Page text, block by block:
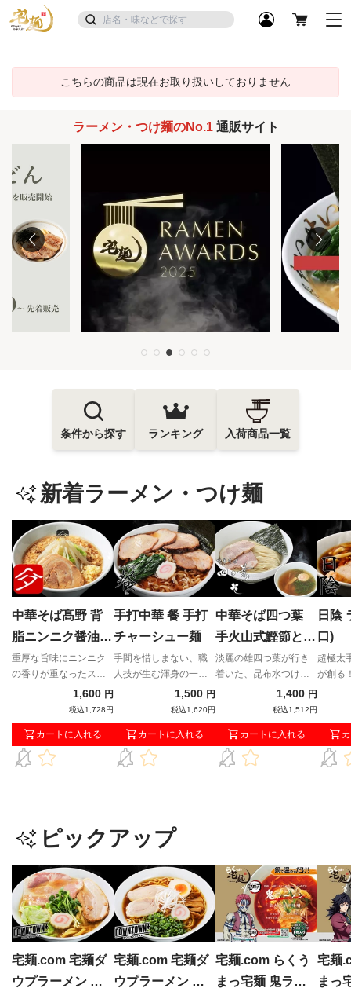
こちらの商品は現在お取り扱いしておりません
ラーメン・つけ麺のNo.1通販サイト
条件から探す ランキング 入荷商品一覧
新着ラーメン・つけ麺
中華そば髙野 背
脂ニンニク醤油蕎
麦
重厚な旨味にニンニク
の香りが重なったスタ
ミナみなぎる一杯1,600 円
税込1,728円
カートに入れる
手打中華 餐 手打
チャーシュー麺
手間を惜しまない、職
人技が生む渾身の一
1,500 円
税込1,620円
カートに入れる
中華そば四つ葉
手火山式鰹節と伊
吹いりこの昆布水
つけそば（塩）
淡麗の雄四つ葉が行き
着いた、昆布水つけめ
1,400 円
税込1,512円
カートに入れる
日陰
口)
超極太
が創る
ピックアップ
宅麺.com 宅麺ダ
ウプラーメン プ
宅麺.com 宅麺ダ
ウプラーメン ダ
宅麺.com らくう
まっ宅麺 鬼ラー
宅麺
まっ